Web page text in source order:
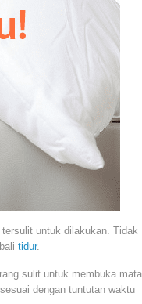
untuk dilakukan. Tidak
tidur.
sulit untuk membuka mata
dengan tuntutan waktu